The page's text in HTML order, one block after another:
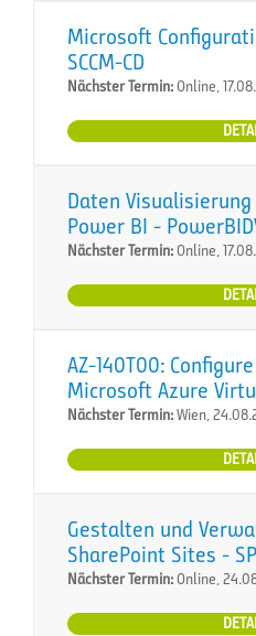
Microsoft
SCCM-CD
Nächster Termin:Online,
Daten
Power BI -
Nächster Termin:Online,
AZ-140T00:
Microsoft Azure
Nächster Termin:Wien,
Gestalten und
SharePoint Sites -
Nächster Termin:Online,